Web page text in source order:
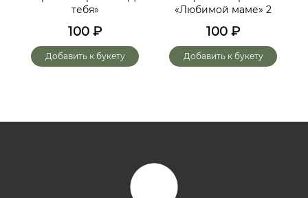
тебя»
100 ₽
Добавить к букету
«Любимой маме» 2
100 ₽
Добавить к букету